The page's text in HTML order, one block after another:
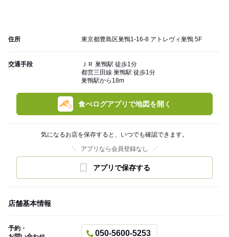
住所 東京都豊島区巣鴨1-16-8 アトレヴィ巣鴨 5F
交通手段
ＪＲ 巣鴨駅 徒歩1分
都営三田線 巣鴨駅 徒歩1分
巣鴨駅から18m
食べログアプリで地図を開く
気になるお店を保存すると、いつでも確認できます。
アプリなら会員登録なし
アプリで保存する
店舗基本情報
予約・
050-5600-5253